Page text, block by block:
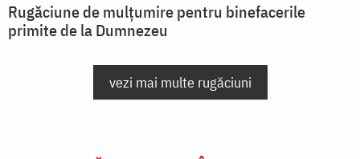
Rugăciune de mulțumire pentru binefacerile
primite de la Dumnezeu
vezi mai multe rugăciuni